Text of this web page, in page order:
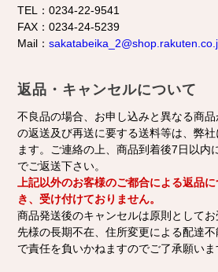
TEL：0234-22-9541
FAX：0234-24-5239
Mail：
返品・キャンセルについて
不良品の場合、お申し込みと異なる商
の返送及び再送に要する送料等は、弊
ます。ご連絡の上、商品到着後7日以内
でご返送下さい。
上記以外のお客様のご都合による返品
き、受け付けておりません。
商品発送後のキャンセルは原則として
先様の長期不在、住所変更による配達
で責任を負いかねますのでご了承願いま